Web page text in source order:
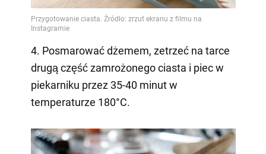
4. Posmarować dżemem, zetrzeć na tarce
drugą część zamrożonego ciasta i piec w
piekarniku przez 35-40 minut w
temperaturze 180°C.